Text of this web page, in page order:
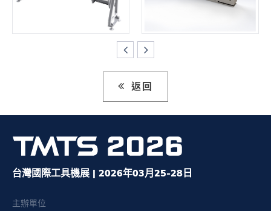
返回
台灣國際工具機展 | 2026年03月25-28日
主辦單位